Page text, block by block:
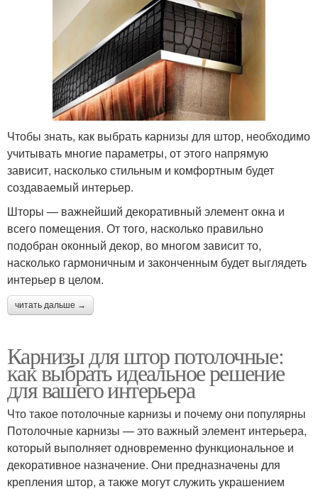
Чтобы знать, как выбрать карнизы для штор, необходимо
учитывать многие параметры, от этого напрямую
зависит, насколько стильным и комфортным будет
создаваемый интерьер.
Шторы — важнейший декоративный элемент окна и
всего помещения. От того, насколько правильно
подобран оконный декор, во многом зависит то,
насколько гармоничным и законченным будет выглядеть
интерьер в целом.
читать дальше →
Карнизы для штор потолочные:
как выбрать идеальное решение
для вашего интерьера
Что такое потолочные карнизы и почему они популярны
Потолочные карнизы — это важный элемент интерьера,
который выполняет одновременно функциональное и
декоративное назначение. Они предназначены для
крепления штор, а также могут служить украшением